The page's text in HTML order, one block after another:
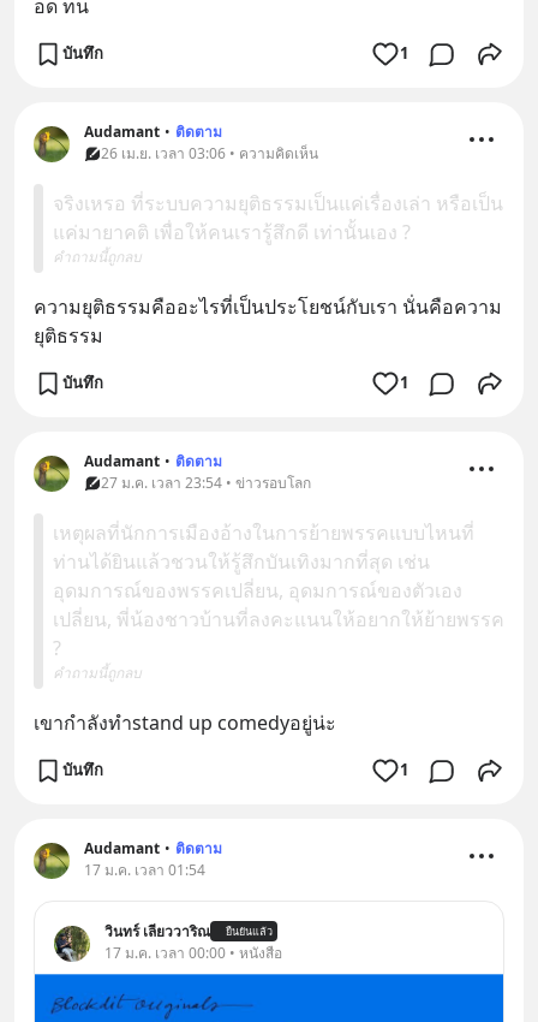
อด ทน
บันทึก 1
Audamant • ติดตาม
26 เม.ย. เวลา 03:06 • ความคิดเห็น
จริงเหรอ ที่ระบบความยุติธรรมเป็นแค่เรื่องเล่า หรือเป็น
แค่มายาคติ เพื่อให้คนเรารู้สึกดี เท่านั้นเอง ?
คำถามนี้ถูกลบ
ความยุติธรรมคืออะไรที่เป็นประโยชน์กับเรา นั่นคือความ
ยุติธรรม
บันทึก 1
Audamant • ติดตาม
27 ม.ค. เวลา 23:54 • ข่าวรอบโลก
เหตุผลที่นักการเมืองอ้างในการย้ายพรรคแบบไหนที่
ท่านได้ยินแล้วชวนให้รู้สึกบันเทิงมากที่สุด เช่น
อุดมการณ์ของพรรคเปลี่ยน, อุดมการณ์ของตัวเอง
เปลี่ยน, พี่น้องชาวบ้านที่ลงคะแนนให้อยากให้ย้ายพรรค
?
คำถามนี้ถูกลบ
เขากำลังทำstand up comedyอยู่น่ะ
บันทึก 1
Audamant • ติดตาม
17 ม.ค. เวลา 01:54
วินทร์ เลียววาริณ ยืนยันแล้ว
17 ม.ค. เวลา 00:00 • หนังสือ